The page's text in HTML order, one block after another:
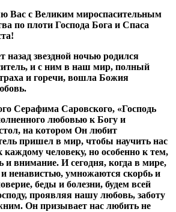
Вас с Великим мироспасительным
по плоти Господа Бога и Спаса
назад звездной ночью родился
и с ним в наш мир, полный
и горечи, вошла Божия
Серафима Саровского, «Господь
любовью к Богу и
на котором Он любит
пришел в мир, чтобы научить нас
человеку, но особенно к тем,
внимание. И сегодня, когда в мире,
и ненавистью, умножаются скорбь и
беды и болезни, будем всей
проявляя нашу любовь, заботу
Он призывает нас любить не